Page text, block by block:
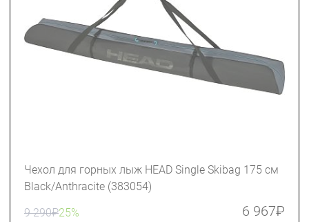
Чехол для горных лыж HEAD Single Skibag 175 см
Black/Anthracite (383054)
9 290₽25% 6 967₽